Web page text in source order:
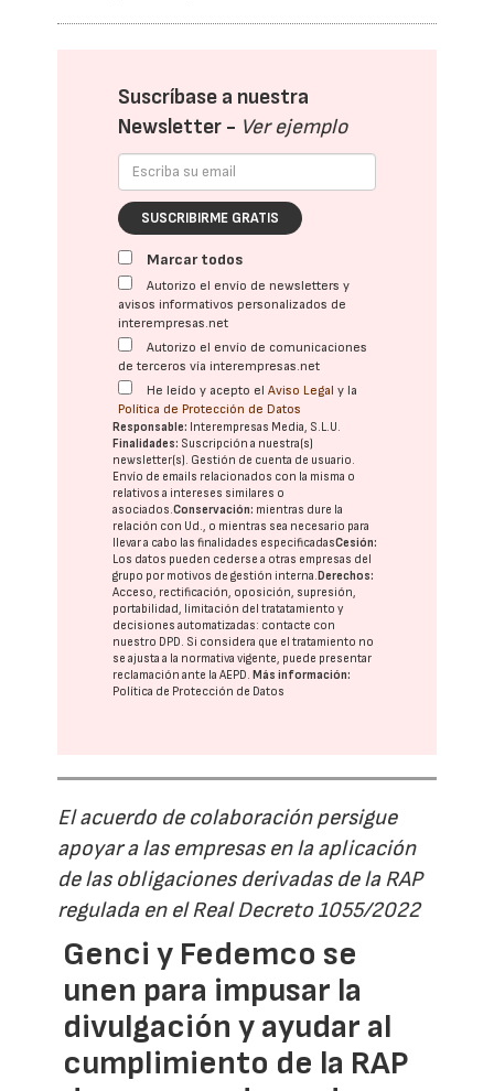
Suscríbase a nuestra
Newsletter - Ver ejemplo
SUSCRIBIRME GRATIS
Marcar todos
Autorizo el envío de newsletters y
avisos informativos personalizados de
interempresas.net
Autorizo el envío de comunicaciones
de terceros vía interempresas.net
He leído y acepto elAviso Legal y la
Política de Protección de Datos
Responsable: Interempresas Media, S.L.U.
Finalidades: Suscripción a nuestra(s)
newsletter(s). Gestión de cuenta de usuario.
Envío de emails relacionados con la misma o
relativos a intereses similares o
asociados.Conservación: mientras dure la
relación con Ud., o mientras sea necesario para
llevar a cabo las finalidades especificadasCesión:
Los datos pueden cederse a otras empresas del
grupo por motivos de gestión interna.Derechos:
Acceso, rectificación, oposición, supresión,
portabilidad, limitación del tratatamiento y
decisiones automatizadas: contacte con
nuestro DPD. Si considera que el tratamiento no
se ajusta a la normativa vigente, puede presentar
reclamación ante laAEPD.Más información:
Política de Protección de Datos
El acuerdo de colaboración persigue
apoyar a las empresas en la aplicación
de las obligaciones derivadas de la RAP
regulada en el Real Decreto 1055/2022
Genci y Fedemco se
unen para impusar la
divulgación y ayudar al
cumplimiento de la RAP